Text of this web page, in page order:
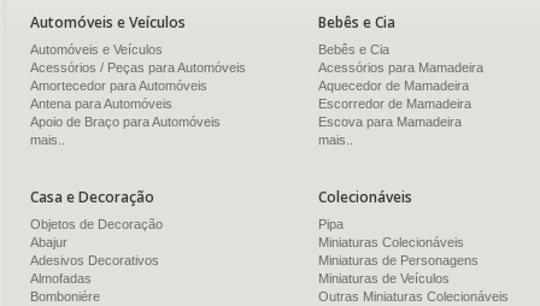
Automóveis e Veículos
Automóveis e Veículos
Acessórios / Peças para Automóveis
Amortecedor para Automóveis
Antena para Automóveis
Apoio de Braço para Automóveis
mais..
Bebês e Cia
Bebês e Cia
Acessórios para Mamadeira
Aquecedor de Mamadeira
Escorredor de Mamadeira
Escova para Mamadeira
mais..
Casa e Decoração
Objetos de Decoração
Abajur
Adesivos Decorativos
Almofadas
Bomboniére
Colecionáveis
Pipa
Miniaturas Colecionáveis
Miniaturas de Personagens
Miniaturas de Veículos
Outras Miniaturas Colecionáveis